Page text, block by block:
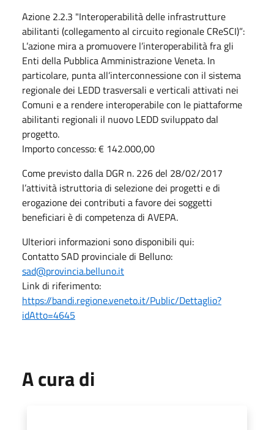
Azione 2.2.3 "Interoperabilità delle infrastrutture
abilitanti (collegamento al circuito regionale CReSCI)”:
L’azione mira a promuovere l’interoperabilità fra gli
Enti della Pubblica Amministrazione Veneta. In
particolare, punta all’interconnessione con il sistema
regionale dei LEDD trasversali e verticali attivati nei
Comuni e a rendere interoperabile con le piattaforme
abilitanti regionali il nuovo LEDD sviluppato dal
progetto.
Importo concesso: € 142.000,00
Come previsto dalla DGR n. 226 del 28/02/2017
l’attività istruttoria di selezione dei progetti e di
erogazione dei contributi a favore dei soggetti
beneficiari è di competenza di AVEPA.
Ulteriori informazioni sono disponibili qui:
Contatto SAD provinciale di Belluno:
sad@provincia.belluno.it
Link di riferimento:
https://bandi.regione.veneto.it/Public/Dettaglio?
idAtto=4645
A cura di